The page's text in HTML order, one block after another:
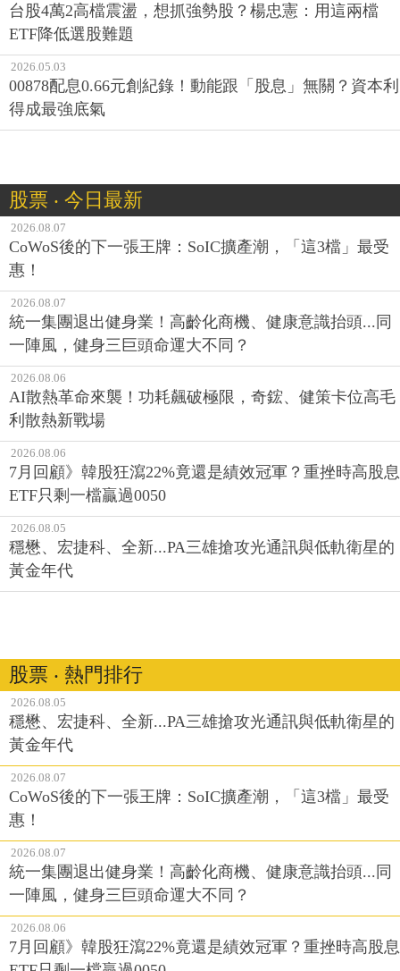
台股4萬2高檔震盪，想抓強勢股？楊忠憲：用這兩檔
ETF降低選股難題
2026.05.03
00878配息0.66元創紀錄！動能跟「股息」無關？資本利
得成最強底氣
股票 ‧ 今日最新
2026.08.07
CoWoS後的下一張王牌：SoIC擴產潮，「這3檔」最受
惠！
2026.08.07
統一集團退出健身業！高齡化商機、健康意識抬頭...同
一陣風，健身三巨頭命運大不同？
2026.08.06
AI散熱革命來襲！功耗飆破極限，奇鋐、健策卡位高毛
利散熱新戰場
2026.08.06
7月回顧》韓股狂瀉22%竟還是績效冠軍？重挫時高股息
ETF只剩一檔贏過0050
2026.08.05
穩懋、宏捷科、全新...PA三雄搶攻光通訊與低軌衛星的
黃金年代
股票 ‧ 熱門排行
2026.08.05
穩懋、宏捷科、全新...PA三雄搶攻光通訊與低軌衛星的
黃金年代
2026.08.07
CoWoS後的下一張王牌：SoIC擴產潮，「這3檔」最受
惠！
2026.08.07
統一集團退出健身業！高齡化商機、健康意識抬頭...同
一陣風，健身三巨頭命運大不同？
2026.08.06
7月回顧》韓股狂瀉22%竟還是績效冠軍？重挫時高股息